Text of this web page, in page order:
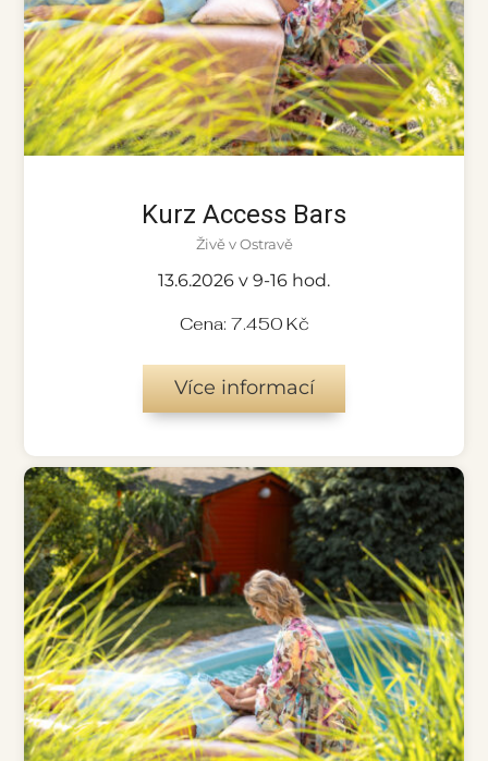
Kurz Access Bars
Živě v Ostravě
13.6.2026 v 9-16 hod.
Cena: 7.450 Kč
Více informací